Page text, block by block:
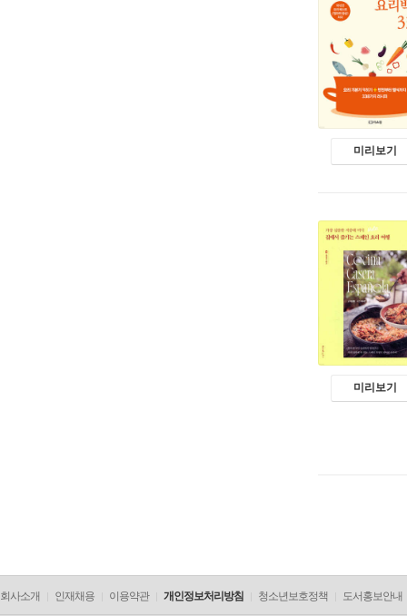
미리보기
미리보기
회사소개 인재채용 이용약관 개인정보처리방침 청소년보호정책 도서홍보안내